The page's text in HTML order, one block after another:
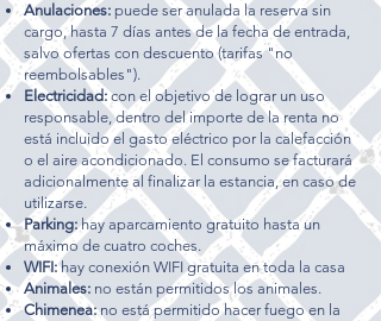
Anulaciones: puede ser anulada la reserva sin
cargo, hasta 7 días antes de la fecha de entrada,
salvo ofertas con descuento (tarifas "no
reembolsables").
Electricidad:con el objetivo de lograr un uso
responsable, dentro del importe de la renta no
está incluido el gasto eléctrico por la calefacción
o el aire acondicionado. El consumo se facturará
adicionalmente al finalizar la estancia, en caso de
utilizarse.
Parking:hay aparcamiento gratuito hasta un
máximo de cuatro coches.
WIFI:hay conexión WIFI gratuita en toda la casa
Animales: no están permitidos los animales.
Chimenea:no está permitido hacer fuego en la